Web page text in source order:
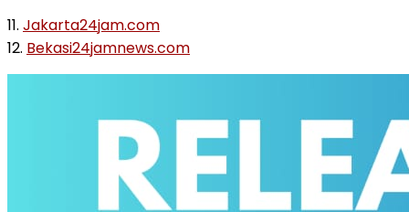
11. Jakarta24jam.com
12. Bekasi24jamnews.com